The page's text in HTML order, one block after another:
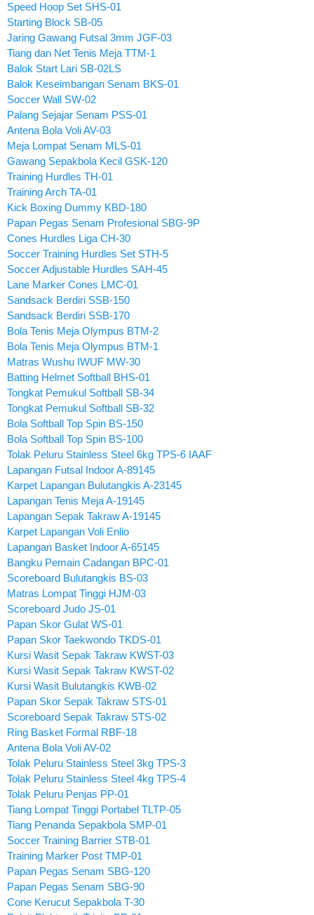
Speed Hoop Set SHS-01
Starting Block SB-05
Jaring Gawang Futsal 3mm JGF-03
Tiang dan Net Tenis Meja TTM-1
Balok Start Lari SB-02LS
Balok Keseimbangan Senam BKS-01
Soccer Wall SW-02
Palang Sejajar Senam PSS-01
Antena Bola Voli AV-03
Meja Lompat Senam MLS-01
Gawang Sepakbola Kecil GSK-120
Training Hurdles TH-01
Training Arch TA-01
Kick Boxing Dummy KBD-180
Papan Pegas Senam Profesional SBG-9P
Cones Hurdles Liga CH-30
Soccer Training Hurdles Set STH-5
Soccer Adjustable Hurdles SAH-45
Lane Marker Cones LMC-01
Sandsack Berdiri SSB-150
Sandsack Berdiri SSB-170
Bola Tenis Meja Olympus BTM-2
Bola Tenis Meja Olympus BTM-1
Matras Wushu IWUF MW-30
Batting Helmet Softball BHS-01
Tongkat Pemukul Softball SB-34
Tongkat Pemukul Softball SB-32
Bola Softball Top Spin BS-150
Bola Softball Top Spin BS-100
Tolak Peluru Stainless Steel 6kg TPS-6 IAAF
Lapangan Futsal Indoor A-89145
Karpet Lapangan Bulutangkis A-23145
Lapangan Tenis Meja A-19145
Lapangan Sepak Takraw A-19145
Karpet Lapangan Voli Enlio
Lapangan Basket Indoor A-65145
Bangku Pemain Cadangan BPC-01
Scoreboard Bulutangkis BS-03
Matras Lompat Tinggi HJM-03
Scoreboard Judo JS-01
Papan Skor Gulat WS-01
Papan Skor Taekwondo TKDS-01
Kursi Wasit Sepak Takraw KWST-03
Kursi Wasit Sepak Takraw KWST-02
Kursi Wasit Bulutangkis KWB-02
Papan Skor Sepak Takraw STS-01
Scoreboard Sepak Takraw STS-02
Ring Basket Formal RBF-18
Antena Bola Voli AV-02
Tolak Peluru Stainless Steel 3kg TPS-3
Tolak Peluru Stainless Steel 4kg TPS-4
Tolak Peluru Penjas PP-01
Tiang Lompat Tinggi Portabel TLTP-05
Tiang Penanda Sepakbola SMP-01
Soccer Training Barrier STB-01
Training Marker Post TMP-01
Papan Pegas Senam SBG-120
Papan Pegas Senam SBG-90
Cone Kerucut Sepakbola T-30